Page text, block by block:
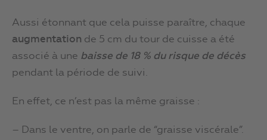
Aussi étonnant que cela puisse paraître, chaque
augmentation de 5 cm du tour de cuisse a été
associé à une baisse de 18 % du risque de décès
pendant la période de suivi.
En effet, ce n’est pas la même graisse :
– Dans le ventre, on parle de “graisse viscérale”.